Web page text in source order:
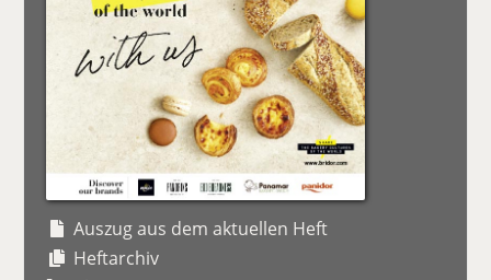
Auszug aus dem aktuellen Heft
Heftarchiv